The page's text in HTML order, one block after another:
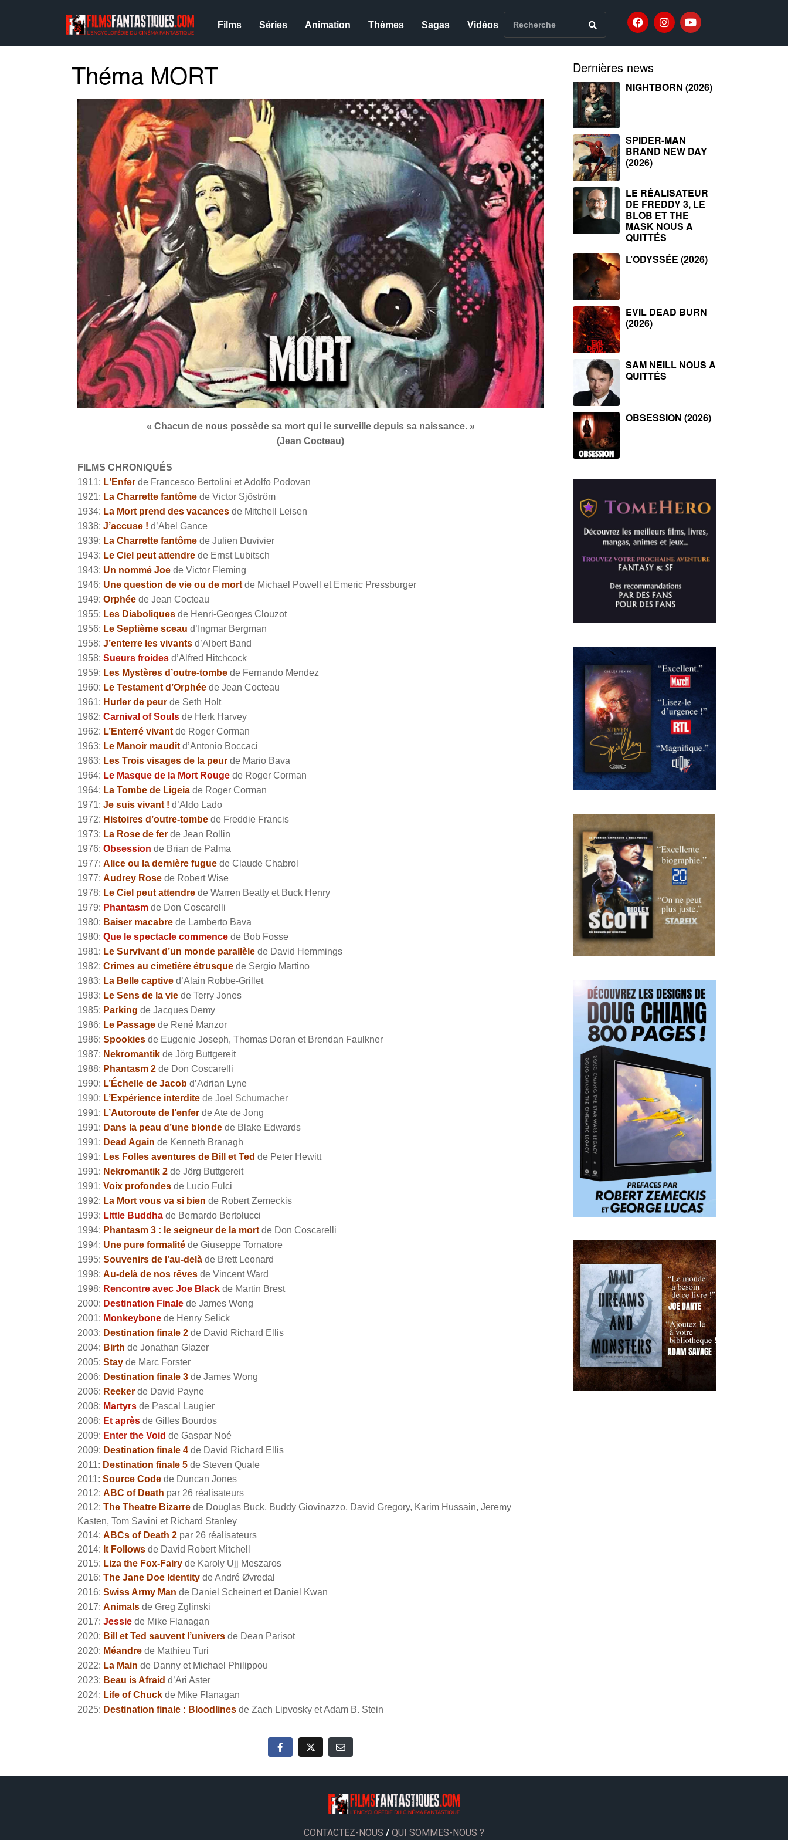
Films Séries Animation Thèmes Sagas Vidéos
Théma MORT
« Chacun de nous possède sa mort qui le surveille depuis sa naissance. »
(Jean Cocteau)
FILMS CHRONIQUÉS
1911: L’Enfer de Francesco Bertolini et Adolfo Podovan
1921: La Charrette fantôme de Victor Sjöström
1934: La Mort prend des vacances de Mitchell Leisen
1938: J’accuse ! d’Abel Gance
1939: La Charrette fantôme de Julien Duvivier
1943: Le Ciel peut attendre de Ernst Lubitsch
1943: Un nommé Joe de Victor Fleming
1946: Une question de vie ou de mort de Michael Powell et Emeric Pressburger
1949: Orphée de Jean Cocteau
1955: Les Diaboliques de Henri-Georges Clouzot
1956: Le Septième sceau d’Ingmar Bergman
1958: J’enterre les vivants d’Albert Band
1958: Sueurs froides d’Alfred Hitchcock
1959: Les Mystères d’outre-tombe de Fernando Mendez
1960: Le Testament d’Orphée de Jean Cocteau
1961: Hurler de peur de Seth Holt
1962: Carnival of Souls de Herk Harvey
1962: L’Enterré vivant de Roger Corman
1963: Le Manoir maudit d’Antonio Boccaci
1963: Les Trois visages de la peur de Mario Bava
1964: Le Masque de la Mort Rouge de Roger Corman
1964: La Tombe de Ligeia de Roger Corman
1971: Je suis vivant ! d’Aldo Lado
1972: Histoires d’outre-tombe de Freddie Francis
1973: La Rose de fer de Jean Rollin
1976: Obsession de Brian de Palma
1977: Alice ou la dernière fugue de Claude Chabrol
1977: Audrey Rose de Robert Wise
1978: Le Ciel peut attendre de Warren Beatty et Buck Henry
1979: Phantasm de Don Coscarelli
1980: Baiser macabre de Lamberto Bava
1980: Que le spectacle commence de Bob Fosse
1981: Le Survivant d’un monde parallèle de David Hemmings
1982: Crimes au cimetière étrusque de Sergio Martino
1983: La Belle captive d’Alain Robbe-Grillet
1983: Le Sens de la vie de Terry Jones
1985: Parking de Jacques Demy
1986: Le Passage de René Manzor
1986: Spookies de Eugenie Joseph, Thomas Doran et Brendan Faulkner
1987: Nekromantik de Jörg Buttgereit
1988: Phantasm 2 de Don Coscarelli
1990: L’Échelle de Jacob d’Adrian Lyne
1990: L’Expérience interdite de Joel Schumacher
1991: L’Autoroute de l’enfer de Ate de Jong
1991: Dans la peau d’une blonde de Blake Edwards
1991: Dead Again de Kenneth Branagh
1991: Les Folles aventures de Bill et Ted de Peter Hewitt
1991: Nekromantik 2 de Jörg Buttgereit
1991: Voix profondes de Lucio Fulci
1992: La Mort vous va si bien de Robert Zemeckis
1993: Little Buddha de Bernardo Bertolucci
1994: Phantasm 3 : le seigneur de la mort de Don Coscarelli
1994: Une pure formalité de Giuseppe Tornatore
1995: Souvenirs de l’au-delà de Brett Leonard
1998: Au-delà de nos rêves de Vincent Ward
1998: Rencontre avec Joe Black de Martin Brest
2000: Destination Finale de James Wong
2001: Monkeybone de Henry Selick
2003: Destination finale 2 de David Richard Ellis
2004: Birth de Jonathan Glazer
2005: Stay de Marc Forster
2006: Destination finale 3 de James Wong
2006: Reeker de David Payne
2008: Martyrs de Pascal Laugier
2008: Et après de Gilles Bourdos
2009: Enter the Void de Gaspar Noé
2009: Destination finale 4 de David Richard Ellis
2011: Destination finale 5 de Steven Quale
2011: Source Code de Duncan Jones
2012: ABC of Death par 26 réalisateurs
2012: The Theatre Bizarre de Douglas Buck, Buddy Giovinazzo, David Gregory, Karim Hussain, Jeremy
Kasten, Tom Savini et Richard Stanley
2014: ABCs of Death 2 par 26 réalisateurs
2014: It Follows de David Robert Mitchell
2015: Liza the Fox-Fairy de Karoly Ujj Meszaros
2016: The Jane Doe Identity de André Øvredal
2016: Swiss Army Man de Daniel Scheinert et Daniel Kwan
2017: Animals de Greg Zglinski
2017: Jessie de Mike Flanagan
2020: Bill et Ted sauvent l’univers de Dean Parisot
2020: Méandre de Mathieu Turi
2022: La Main de Danny et Michael Philippou
2023: Beau is Afraid d’Ari Aster
2024: Life of Chuck de Mike Flanagan
2025: Destination finale : Bloodlines de Zach Lipvosky et Adam B. Stein
Dernières news
NIGHTBORN (2026)
SPIDER-MAN
BRAND NEW DAY
(2026)
LE RÉALISATEUR
DE FREDDY 3, LE
BLOB ET THE
MASK NOUS A
QUITTÉS
L’ODYSSÉE (2026)
EVIL DEAD BURN
(2026)
SAM NEILL NOUS A
QUITTÉS
OBSESSION (2026)
CONTACTEZ-NOUS / QUI SOMMES-NOUS ?